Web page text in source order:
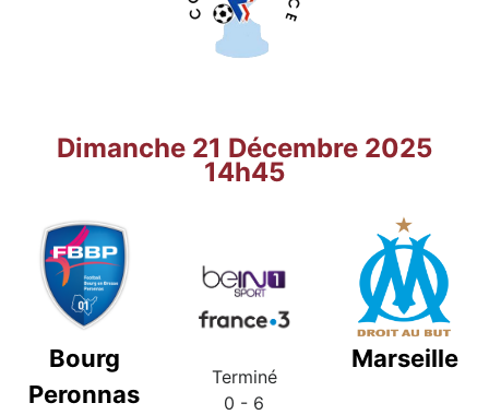
Dimanche 21 Décembre 2025
14h45
Bourg
Peronnas
Terminé
0 - 6
Marseille